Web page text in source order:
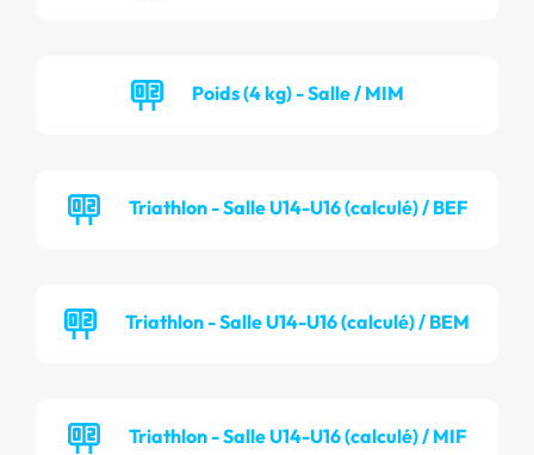
Poids (4 kg) - Salle / MIM
Triathlon - Salle U14-U16 (calculé) / BEF
Triathlon - Salle U14-U16 (calculé) / BEM
Triathlon - Salle U14-U16 (calculé) / MIF